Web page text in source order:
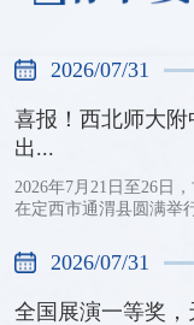
2026/07/31
喜报！西北师大
出...
2026年7月21日至26日
在定西市通渭县圆满举
2026/07/31
全国展演一等奖